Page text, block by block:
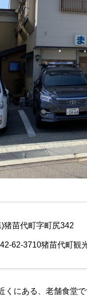
猪苗代町字町尻342
62-3710猪苗代町観
くにある、老舗食堂